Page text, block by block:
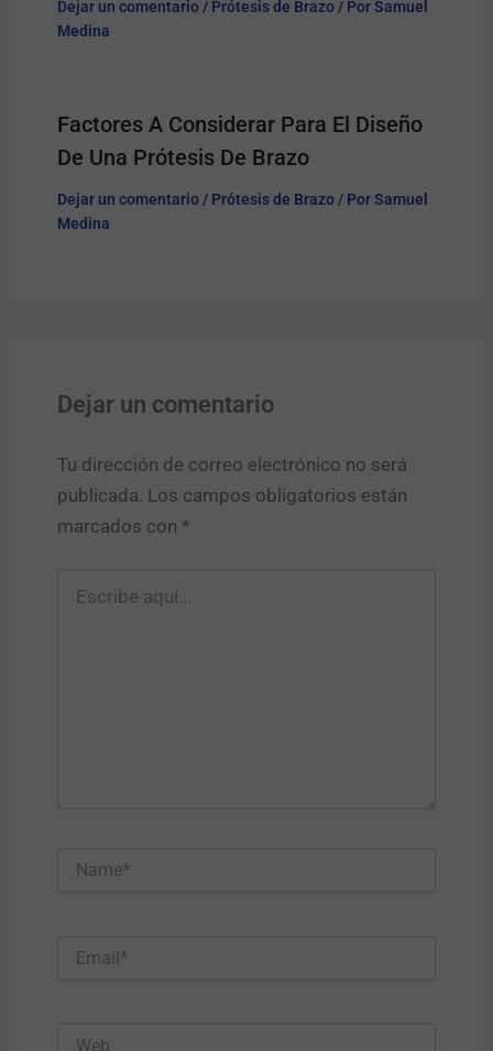
Dejar un comentario / Prótesis de Brazo/ PorSamuel
Medina
Factores A Considerar Para El Diseño
De Una Prótesis De Brazo
Dejar un comentario / Prótesis de Brazo/ PorSamuel
Medina
Dejar un comentario
Tu dirección de correo electrónico no será
publicada. Los campos obligatorios están
marcados con *
aquí...